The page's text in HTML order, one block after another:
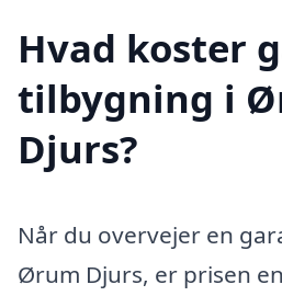
Hvad koster
tilbygning i
Djurs?
Når du overvejer en
Ørum Djurs, er prisen